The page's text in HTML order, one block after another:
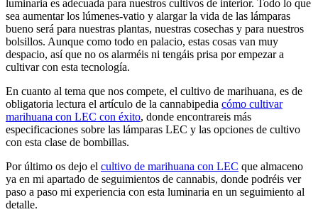
luminaria es adecuada para nuestros cultivos de interior. Todo lo que
sea aumentar los lúmenes-vatio y alargar la vida de las lámparas
bueno será para nuestras plantas, nuestras cosechas y para nuestros
bolsillos. Aunque como todo en palacio, estas cosas van muy
despacio, así que no os alarméis ni tengáis prisa por empezar a
cultivar con esta tecnología.
En cuanto al tema que nos compete, el cultivo de marihuana, es de
obligatoria lectura el artículo de la cannabipedia cómo cultivar
marihuana con LEC con éxito, donde encontrareis más
especificaciones sobre las lámparas LEC y las opciones de cultivo
con esta clase de bombillas.
Por último os dejo el cultivo de marihuana con LEC que almaceno
ya en mi apartado de seguimientos de cannabis, donde podréis ver
paso a paso mi experiencia con esta luminaria en un seguimiento al
detalle.